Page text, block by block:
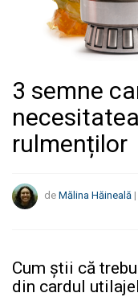
3 semne
rulmenților
de Mălina Hăineală |
Cum știi că
din cardul